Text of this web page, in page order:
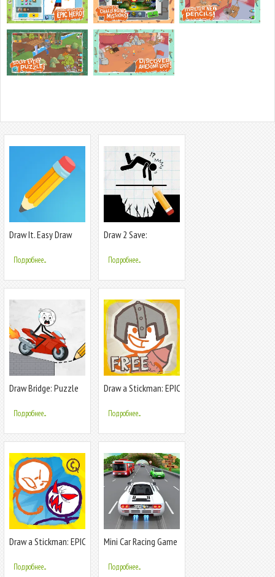
Draw It. Easy Draw
Подробнее...
Draw 2 Save:
Подробнее...
Draw Bridge: Puzzle
Подробнее...
Draw a Stickman: EPIC
Подробнее...
Draw a Stickman: EPIC
Подробнее...
Mini Car Racing Game
Подробнее...